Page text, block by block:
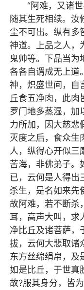
“阿难，又诸世
随其生死相续。汝
尘不可出。纵有多
神道。上品之人，
鬼帅等。下品当为
各各自谓成无上道
神，炽盛世间，自
丘食五净肉，此肉
罗门地多蒸湿，加
力所加，因大慈悲
灭度之后，食众生
人，纵得心开似三
苦海，非佛弟子。
已，云何是人得出
杀生，是名如来先
故阿难，若不断杀
耳，高声大叫，求
净比丘及诸菩萨，
拔，云何大悲取诸
东方丝绵绢帛，及
如是比丘，于世真
故?服其身分，皆